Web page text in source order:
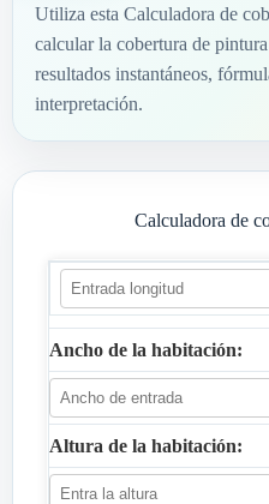
Utiliza esta Calculadora de
calcular la cobertura de
resultados instantáneos,
interpretación.
Calculadora de
Ancho de la habitación:
Altura de la habitación: